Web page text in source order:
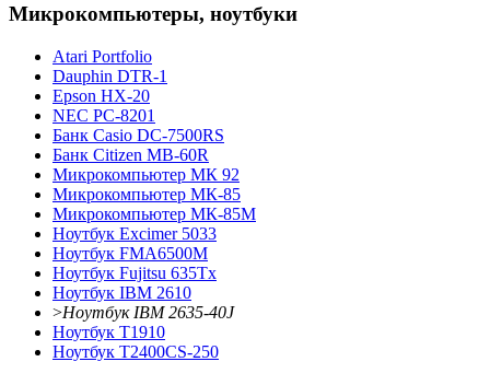
Микрокомпьютеры, ноутбуки
Atari Portfolio
Dauphin DTR-1
Epson HX-20
NEC PC-8201
Банк Casio DC-7500RS
Банк Citizen MB-60R
Микрокомпьютер МК 92
Микрокомпьютер МК-85
Микрокомпьютер МК-85М
Ноутбук Excimer 5033
Ноутбук FMA6500M
Ноутбук Fujitsu 635Tx
Ноутбук IBM 2610
>Ноутбук IBM 2635-40J
Ноутбук T1910
Ноутбук T2400CS-250